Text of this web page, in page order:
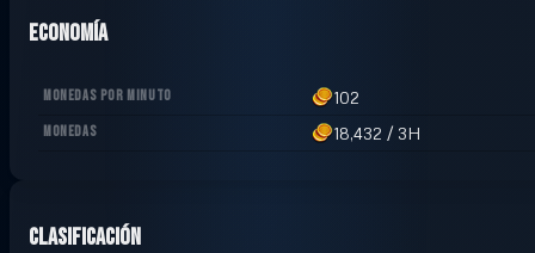
Economía
MONEDAS POR MINUTO 102
MONEDAS 18,432 / 3H
Clasificación